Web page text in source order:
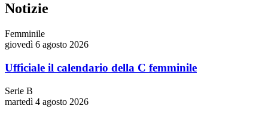
Notizie
Femminile
giovedì 6 agosto 2026
Ufficiale il calendario della C femminile
Serie B
martedì 4 agosto 2026